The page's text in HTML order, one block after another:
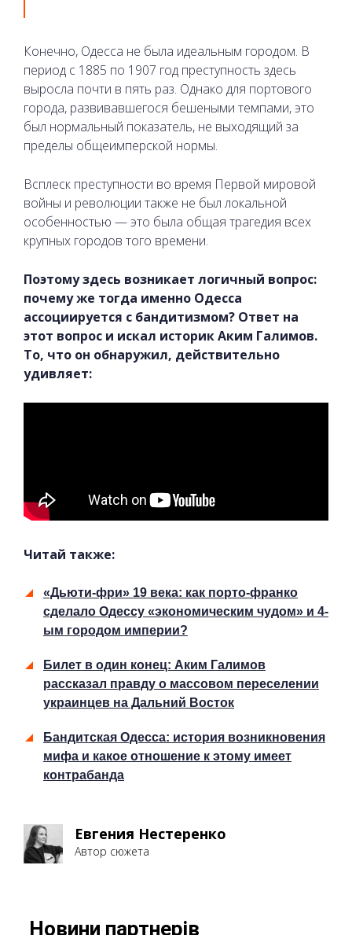
Конечно, Одесса не была идеальным городом. В
период с 1885 по 1907 год преступность здесь
выросла почти в пять раз. Однако для портового
города, развивавшегося бешеными темпами, это
был нормальный показатель, не выходящий за
пределы общеимперской нормы.
Всплеск преступности во время Первой мировой
войны и революции также не был локальной
особенностью — это была общая трагедия всех
крупных городов того времени.
Поэтому здесь возникает логичный вопрос:
почему же тогда именно Одесса
ассоциируется с бандитизмом? Ответ на
этот вопрос и искал историк Аким Галимов.
То, что он обнаружил, действительно
удивляет:
Читай также:
«Дьюти-фри» 19 века: как порто-франко
сделало Одессу «экономическим чудом» и 4-
ым городом империи?
Билет в один конец: Аким Галимов
рассказал правду о массовом переселении
украинцев на Дальний Восток
Бандитская Одесса: история возникновения
мифа и какое отношение к этому имеет
контрабанда
Евгения Нестеренко
Автор сюжета